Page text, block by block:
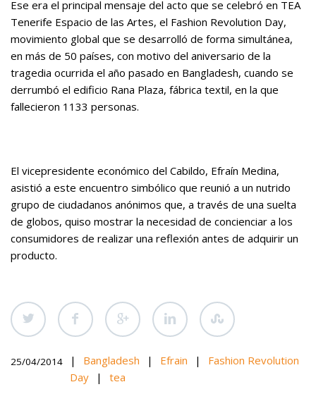
Ese era el principal mensaje del acto que se celebró en TEA
Tenerife Espacio de las Artes, el Fashion Revolution Day,
movimiento global que se desarrolló de forma simultánea,
en más de 50 países, con motivo del aniversario de la
tragedia ocurrida el año pasado en Bangladesh, cuando se
derrumbó el edificio Rana Plaza, fábrica textil, en la que
fallecieron 1133 personas.
El vicepresidente económico del Cabildo, Efraín Medina,
asistió a este encuentro simbólico que reunió a un nutrido
grupo de ciudadanos anónimos que, a través de una suelta
de globos, quiso mostrar la necesidad de concienciar a los
consumidores de realizar una reflexión antes de adquirir un
producto.
25/04/2014 | Bangladesh | Efrain |
Fashion Revolution
Day
| tea